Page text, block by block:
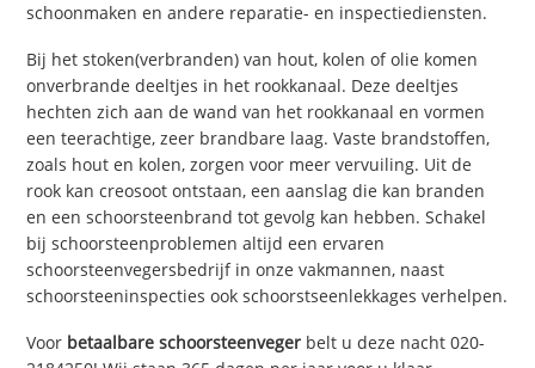
schoonmaken en andere reparatie- en inspectiediensten.
Bij het stoken(verbranden) van hout, kolen of olie komen
onverbrande deeltjes in het rookkanaal. Deze deeltjes
hechten zich aan de wand van het rookkanaal en vormen
een teerachtige, zeer brandbare laag. Vaste brandstoffen,
zoals hout en kolen, zorgen voor meer vervuiling. Uit de
rook kan creosoot ontstaan, een aanslag die kan branden
en een schoorsteenbrand tot gevolg kan hebben. Schakel
bij schoorsteenproblemen altijd een ervaren
schoorsteenvegersbedrijf in onze vakmannen, naast
schoorsteeninspecties ook schoorstseenlekkages verhelpen.
Voor betaalbare schoorsteenveger belt u deze nacht 020-